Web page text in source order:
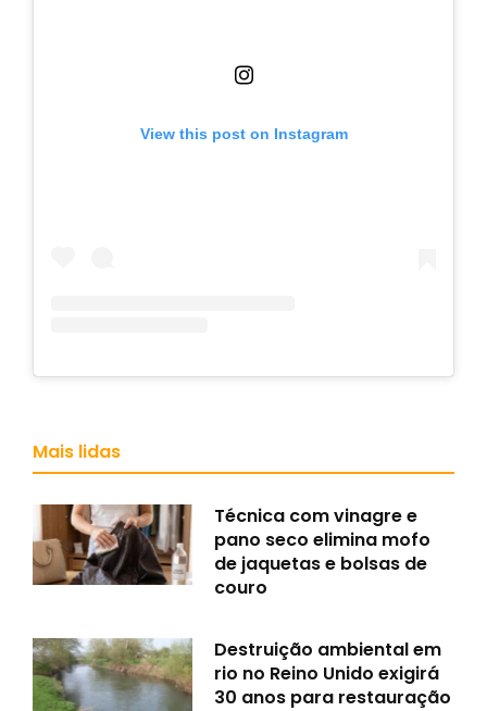
View this post on Instagram
Mais lidas
Técnica com vinagre e
pano seco elimina mofo
de jaquetas e bolsas de
couro
Destruição ambiental em
rio no Reino Unido exigirá
30 anos para restauração